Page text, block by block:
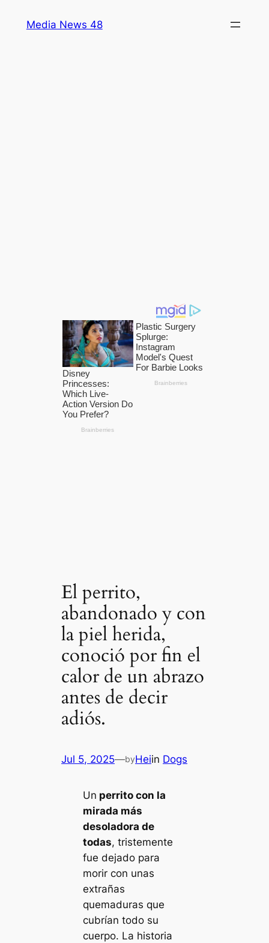
Media News 48
El perrito,
abandonado y con
la piel herida,
conoció por fin el
calor de un abrazo
antes de decir
adiós.
Jul 5, 2025—byHeiin Dogs
Un perrito con la
mirada más
desoladora de
todas, tristemente
fue dejado para
morir con unas
extrañas
quemaduras que
cubrían todo su
cuerpo. La historia